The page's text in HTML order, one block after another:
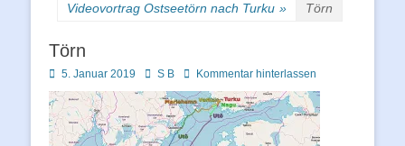
Videovortrag Ostseetörn nach Turku » Törn
Törn
Posted
on
5. Januar 2019 Autor
S B Kommentar hinterlassen